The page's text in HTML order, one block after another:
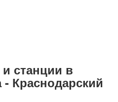
станции в
- Краснодарский